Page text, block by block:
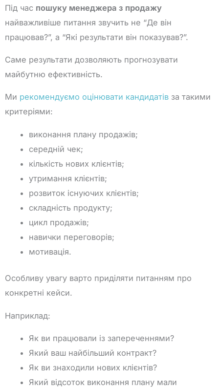
Під час пошуку менеджера з продажу
найважливіше питання звучить не “Де він
працював?”, а “Які результати він показував?”.
Саме результати дозволяють прогнозувати
майбутню ефективність.
Ми рекомендуємо оцінювати кандидатів за такими
критеріями:
виконання плану продажів;
середній чек;
кількість нових клієнтів;
утримання клієнтів;
розвиток існуючих клієнтів;
складність продукту;
цикл продажів;
навички переговорів;
мотивація.
Особливу увагу варто приділяти питанням про
конкретні кейси.
Наприклад:
Як ви працювали із запереченнями?
Який ваш найбільший контракт?
Як ви знаходили нових клієнтів?
Який відсоток виконання плану мали